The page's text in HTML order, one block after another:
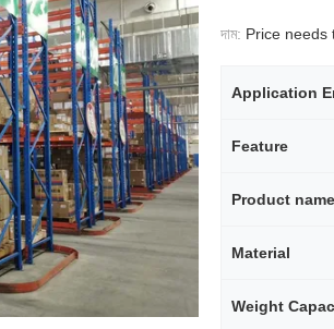
দাম: Price needs
Application
Feature
Product name
Material
Weight